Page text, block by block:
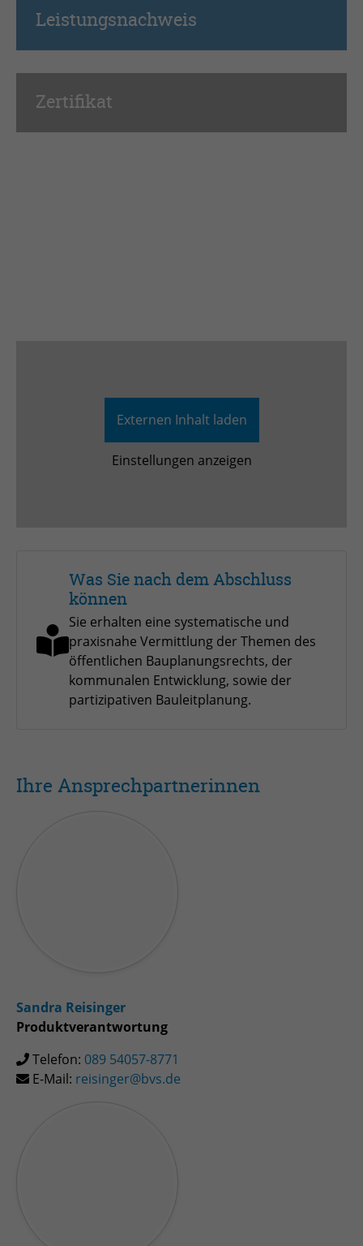
Leistungsnachweis
Zertifikat
Externen Inhalt laden
Einstellungen anzeigen
Was Sie nach dem Abschluss
können
Sie erhalten eine systematische und
praxisnahe Vermittlung der Themen des
öffentlichen Bauplanungsrechts, der
kommunalen Entwicklung, sowie der
partizipativen Bauleitplanung.
Ihre Ansprechpartnerinnen
Sandra Reisinger
Produktverantwortung
Telefon: 089 54057-8771
E-Mail: reisinger@bvs.de